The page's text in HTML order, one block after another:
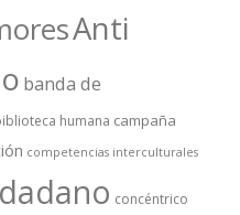
Anti
banda de
humana campaña
competencias interculturales
concéntrico